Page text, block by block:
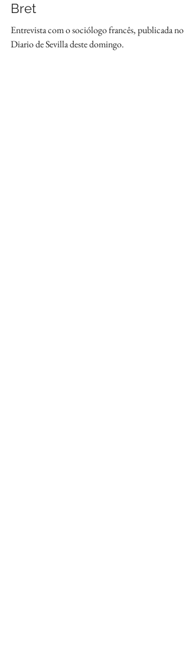
Bret
Entrevista com o sociólogo francês, publicada no
Diario de Sevilla deste domingo.